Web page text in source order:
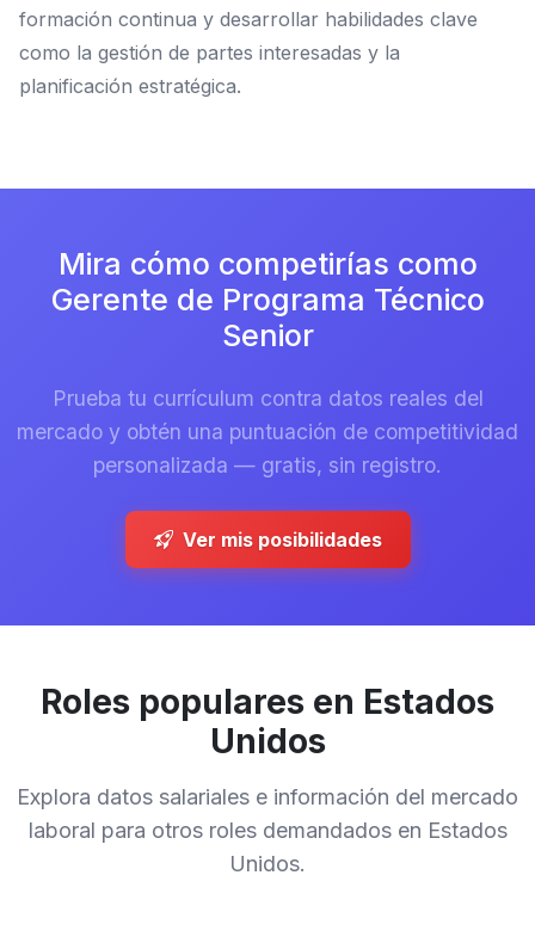
formación continua y desarrollar habilidades clave
como la gestión de partes interesadas y la
planificación estratégica.
Mira cómo competirías como
Gerente de Programa Técnico
Senior
Prueba tu currículum contra datos reales del
mercado y obtén una puntuación de competitividad
personalizada — gratis, sin registro.
Ver mis posibilidades
Roles populares en Estados
Unidos
Explora datos salariales e información del mercado
laboral para otros roles demandados en Estados
Unidos.